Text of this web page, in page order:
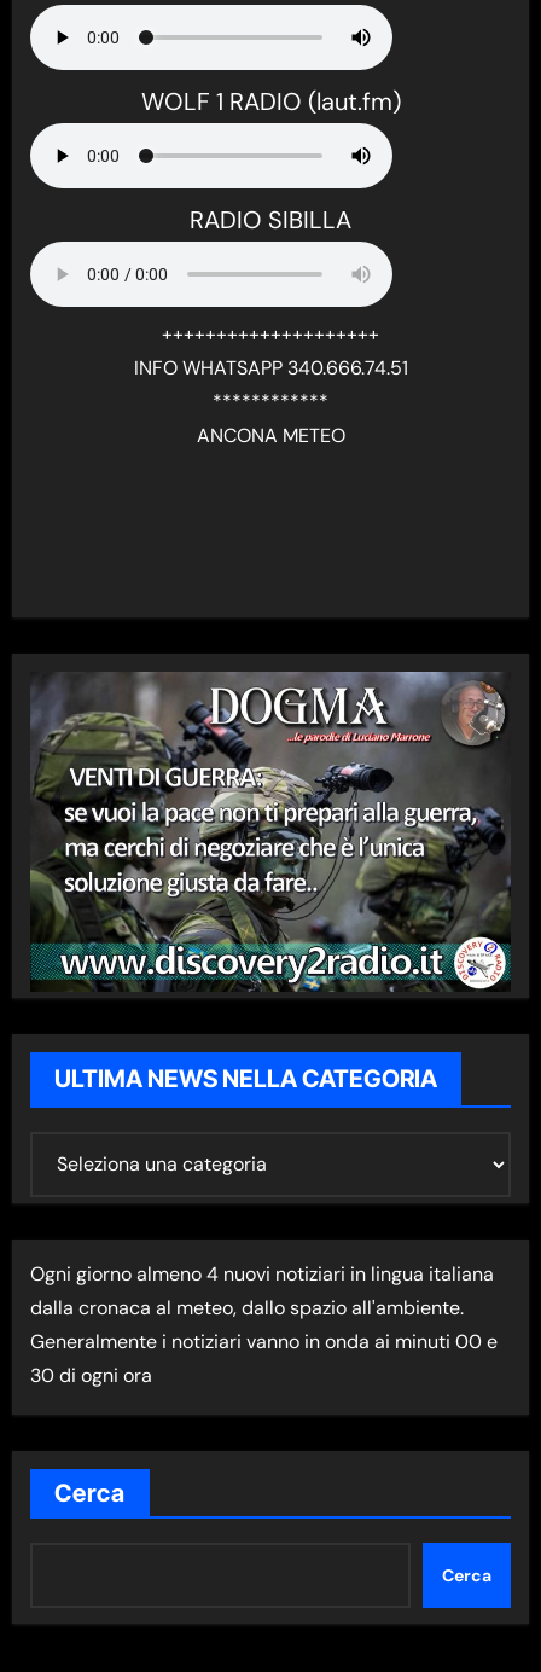
WOLF 1 RADIO (laut.fm)
RADIO SIBILLA
++++++++++++++++++++
INFO WHATSAPP 340.666.74.51
************
ANCONA METEO
ULTIMA NEWS NELLA CATEGORIA
M
A
N
E
W
S
E
A
Ogni giorno almeno 4 nuovi notiziari in lingua italiana
dalla cronaca al meteo, dallo spazio all'ambiente.
Generalmente i notiziari vanno in onda ai minuti 00 e
30 di ogni ora
Cerca
Cerca